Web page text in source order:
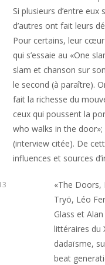
Si plusieurs d’entre
d’autres ont fait leurs
Pour certains, leur
qui s’essaie au «One
slam et chanson sur
le second (à paraître).
fait la richesse du
ceux qui poussent la
who walks in the
(interview citée). De
influences et sources
«The Doors,
Tryö, Léo
Glass et
littéraires du
dadaïsme,
beat